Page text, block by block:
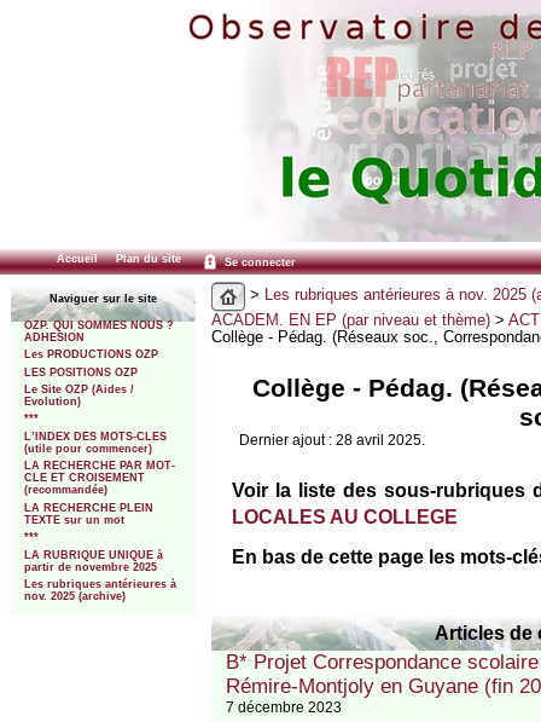
Accueil Plan du site Se connecter
Naviguer sur le site
OZP. QUI SOMMES NOUS ?
ADHESION
Les PRODUCTIONS OZP
LES POSITIONS OZP
Le Site OZP (Aides /
Evolution)
***
L’INDEX DES MOTS-CLES
(utile pour commencer)
LA RECHERCHE PAR MOT-
CLE ET CROISEMENT
(recommandée)
LA RECHERCHE PLEIN
TEXTE sur un mot
***
LA RUBRIQUE UNIQUE à
partir de novembre 2025
Les rubriques antérieures à
nov. 2025 (archive)
> Les rubriques antérieures à nov. 2025
ACADEM. EN EP (par niveau et thème)>
Collège - Pédag. (Réseaux soc.,
Collège - Pédag.
Dernier ajout : 28 avril 2025.
Voir la liste des sous-rubriques
LOCALES AU COLLEGE
En bas de cette page les mots-
Articles de
B* Projet Correspondance
Rémire-Montjoly en Guyane (fin
7 décembre 2023